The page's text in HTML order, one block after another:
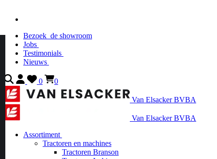
Bezoek de showroom
Jobs
Testimonials
Nieuws
0 0
Van Elsacker BVBA
Van Elsacker BVBA
Assortiment
Tractoren en machines
Tractoren Branson